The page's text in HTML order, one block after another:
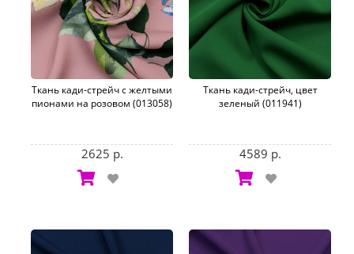
Ткань кади-стрейч с желтыми
пионами на розовом (013058)
2625 р.
Ткань кади-стрейч, цвет
зеленый (011941)
4589 р.